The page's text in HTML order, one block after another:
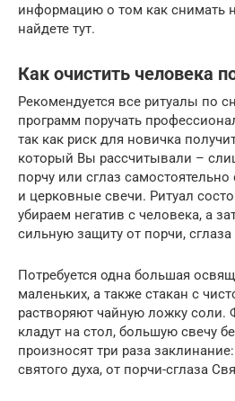
информацию о том как снимать
найдете тут.
Как очистить человека
Рекомендуется все ритуалы по
программ поручать
так как риск для новичка
который Вы рассчитывали –
порчу или сглаз
и церковные свечи. Ритуал
убираем негатив с человека, а
сильную защиту от порчи,
Потребуется одна большая
маленьких, а также стакан с
растворяют чайную ложку соли.
кладут на стол, большую свечу
произносят три раза
святого духа, от порчи-сглаза